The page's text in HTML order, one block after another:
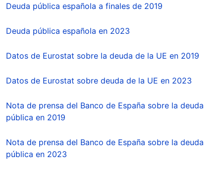
Deuda pública española a finales de 2019
Deuda pública española en 2023
Datos de Eurostat sobre la deuda de la UE en 2019
Datos de Eurostat sobre deuda de la UE en 2023
Nota de prensa del Banco de España sobre la deuda
pública en 2019
Nota de prensa del Banco de España sobre la deuda
pública en 2023